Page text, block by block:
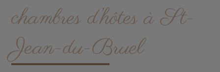
chambres d’hôtes à St-
Jean-du-Bruel